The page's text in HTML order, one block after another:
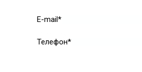
E-mail*
Телефон*